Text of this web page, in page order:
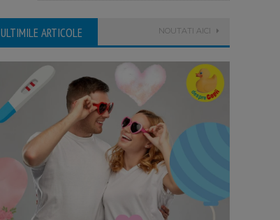
ULTIMILE ARTICOLE NOUTATI AICI